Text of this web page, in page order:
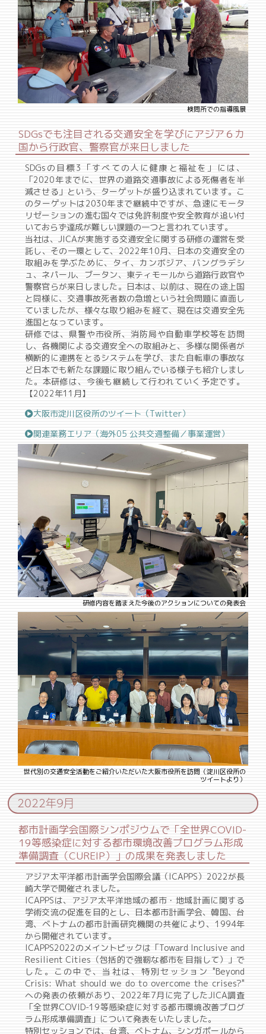
検問所での指導風景
SDGsでも注目される交通安全を学びにアジア６カ
国から行政官、警察官が来日しました
SDGsの目標3「すべての人に健康と福祉を」には、
「2020年までに、世界の道路交通事故による死傷者を半
減させる」という、ターゲットが盛り込まれています。こ
のターゲットは2030年まで継続中ですが、急速にモータ
リゼーションの進む国々では免許制度や安全教育が追い付
いておらず達成が難しい課題の一つと言われています。
当社は、JICAが実施する交通安全に関する研修の運営を受
託し、その一環として、2022年10月、日本の交通安全の
取組みを学ぶために、タイ、カンボジア、バングラデシ
ュ、ネパール、ブータン、東ティモールから道路行政官や
警察官らが来日しました。日本は、以前は、現在の途上国
と同様に、交通事故死者数の急増という社会問題に直面し
ていましたが、様々な取り組みを経て、現在は交通安全先
進国となっています。
研修では、県警や市役所、消防局や自動車学校等を訪問
し、各機関による交通安全への取組みと、多様な関係者が
横断的に連携をとるシステムを学び、また自転車の事故な
ど日本でも新たな課題に取り組んでいる様子も紹介しまし
た。本研修は、今後も継続して行われていく予定です。
【2022年11月】
大阪市淀川区役所のツイート（Twitter）
関連業務エリア（海外05 公共交通整備／事業運営）
研修内容を踏まえた今後のアクションについての発表会
世代別の交通安全活動をご紹介いただいた大阪市役所を訪問（淀川区役所の
ツイートより）
2022年9月
都市計画学会国際シンポジウムで「全世界COVID-
19等感染症に対する都市環境改善プログラム形成
準備調査（CUREIP）」の成果を発表しました
アジア太平洋都市計画学会国際会議（ICAPPS）2022が長
崎大学で開催されました。
ICAPPSは、アジア太平洋地域の都市・地域計画に関する
学術交流の促進を目的とし、日本都市計画学会、韓国、台
湾、ベトナムの都市計画研究機関の共催により、1994年
から開催されています。
ICAPPS2022のメイントピックは「Toward Inclusive and
Resilient Cities（包括的で強靭な都市を目指して）」で
した。この中で、当社は、特別セッション "Beyond
Crisis: What should we do to overcome the crises?"
への発表の依頼があり、2022年7月に完了したJICA調査
「全世界COVID-19等感染症に対する都市環境改善プログ
ラム形成準備調査」について発表をいたしました。
特別セッションでは、台湾、ベトナム、シンガポールから